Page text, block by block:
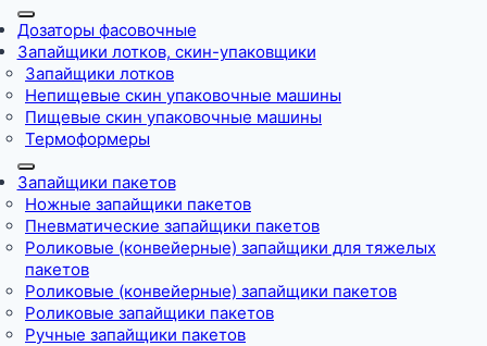
Дозаторы фасовочные
Запайщики лотков, скин-упаковщики
Запайщики лотков
Непищевые скин упаковочные машины
Пищевые скин упаковочные машины
Термоформеры
Запайщики пакетов
Ножные запайщики пакетов
Пневматические запайщики пакетов
Роликовые (конвейерные) запайщики для тяжелых
пакетов
Роликовые (конвейерные) запайщики пакетов
Роликовые запайщики пакетов
Ручные запайщики пакетов